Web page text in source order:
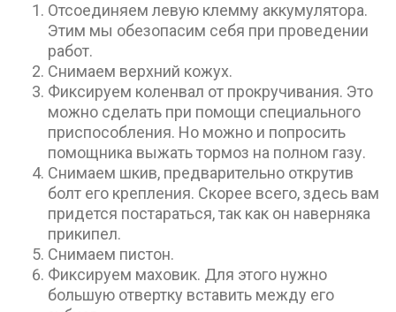
Отсоединяем левую клемму аккумулятора.
Этим мы обезопасим себя при проведении
работ.
Снимаем верхний кожух.
Фиксируем коленвал от прокручивания. Это
можно сделать при помощи специального
приспособления. Но можно и попросить
помощника выжать тормоз на полном газу.
Снимаем шкив, предварительно открутив
болт его крепления. Скорее всего, здесь вам
придется постараться, так как он наверняка
прикипел.
Снимаем пистон.
Фиксируем маховик. Для этого нужно
большую отвертку вставить между его